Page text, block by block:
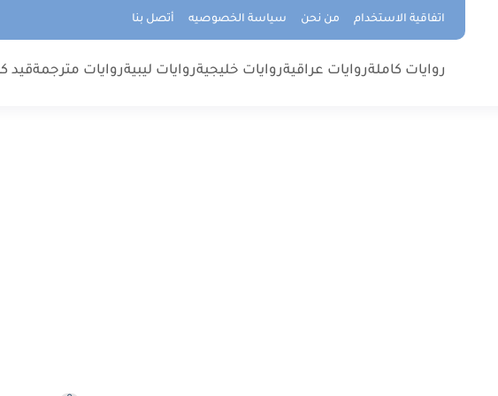
اتفاقية الاستخدام من نحن سياسة الخصوصيه أتصل بنا
روايات كاملةروايات عراقيةروايات خليجيةروايات ليبيةروايات مترجمةقيد